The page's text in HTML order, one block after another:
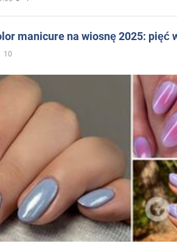
manicure na wiosnę 2025: pięć
10